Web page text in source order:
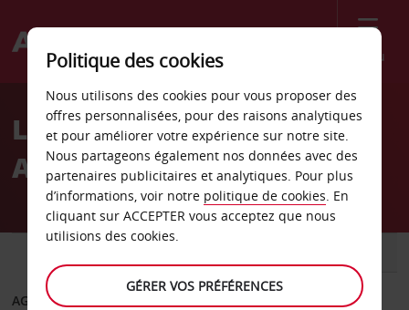
Menu
Welcome
AvisLocation de voiture
Auburn
AGENCE DE DÉPART
Politique des cookies
Nous utilisons des cookies pour vous proposer des
offres personnalisées, pour des raisons analytiques
et pour améliorer votre expérience sur notre site.
Nous partageons également nos données avec des
partenaires publicitaires et analytiques. Pour plus
d’informations, voir notre politique de cookies. En
cliquant sur ACCEPTER vous acceptez que nous
utilisions des cookies.
GÉRER VOS PRÉFÉRENCES